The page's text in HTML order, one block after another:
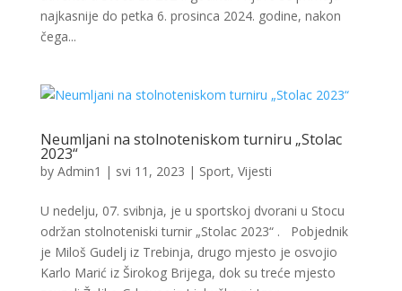
najkasnije do petka 6. prosinca 2024. godine, nakon
čega...
Neumljani na stolnoteniskom turniru „Stolac
2023“
by Admin1 | svi 11, 2023 | Sport, Vijesti
U nedelju, 07. svibnja, je u sportskoj dvorani u Stocu
održan stolnoteniski turnir „Stolac 2023“ . Pobjednik
je Miloš Gudelj iz Trebinja, drugo mjesto je osvojio
Karlo Marić iz Širokog Brijega, dok su treće mjesto